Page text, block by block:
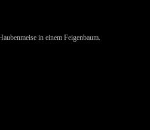
in einem Feigenbaum.